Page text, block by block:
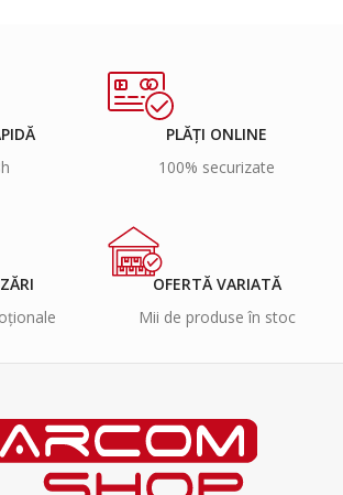
PLĂȚI ONLINE
100% securizate
OFERTĂ VARIATĂ
Mii de produse în stoc